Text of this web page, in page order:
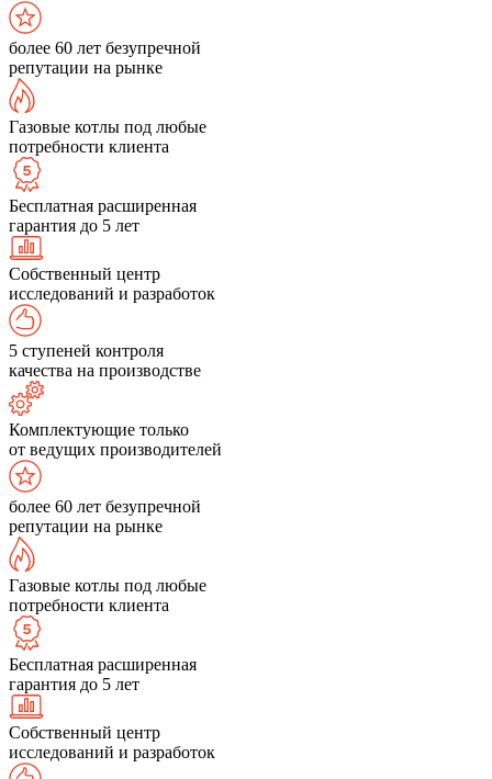
более 60 лет безупречной
репутации на рынке
Газовые котлы под любые
потребности клиента
Бесплатная расширенная
гарантия до 5 лет
Собственный центр
исследований и разработок
5 ступеней контроля
качества на производстве
Комплектующие только
от ведущих производителей
более 60 лет безупречной
репутации на рынке
Газовые котлы под любые
потребности клиента
Бесплатная расширенная
гарантия до 5 лет
Собственный центр
исследований и разработок